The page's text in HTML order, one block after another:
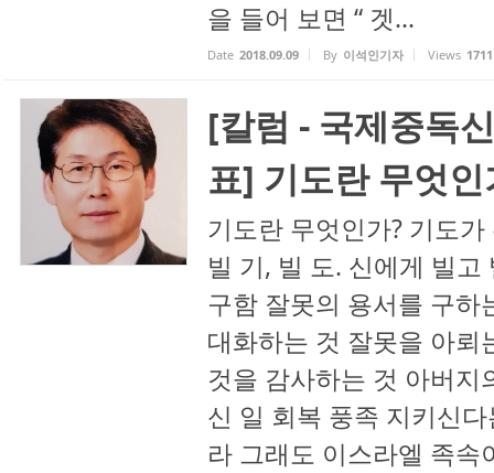
을 들어 보면 “ 겟...
Date 2018.09.09 By 이석인기자 Views 1711
[칼럼 - 국제중독
표] 기도란 무엇인
기도란 무엇인가? 기도
빌 기, 빌 도. 신에게 빌
구함 잘못의 용서를 구
대화하는 것 잘못을 아뢰
것을 감사하는 것 아버
신 일 회복 풍족 지키신
라 그래도 이스라엘 족